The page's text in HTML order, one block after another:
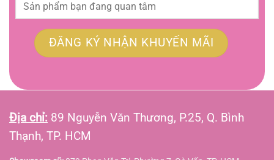
Địa chỉ: 89 Nguyễn Văn Thương, P.25, Q. Bình
Thạnh, TP. HCM